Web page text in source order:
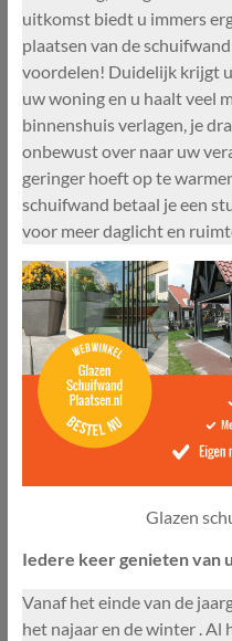
uitkomst biedt u immers
plaatsen van de
voordelen! Duidelijk krijgt
uw woning en u haalt veel
binnenshuis verlagen, je
onbewust over naar uw
geringer hoeft op te
schuifwand betaal je een
voor meer daglicht en
Glazen
Iedere keer genieten van
Vanaf het einde van de
het najaar en de winter . Al